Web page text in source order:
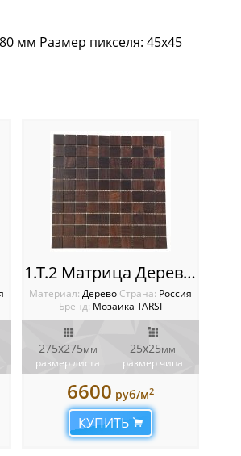
мм Размер пикселя: 45х45
1.Т.2 Матрица Деревянная мозаика TARSI Intarsia
Материал:Дерево Cтрана: Россия
Бренд: Мозаика TARSI
275х275мм
размер листа
25х25мм
размер чипа
6600 руб/м2
КУПИТЬ